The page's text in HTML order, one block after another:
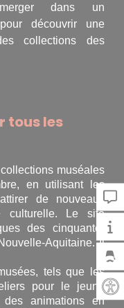
dans un
découvrir une
collections des
tous les
muséales
en utilisant les
de nouveaux
culturelle. Le site
des cinquante-
Aquitaine. Il
tels que les
pour le jeune
animations en